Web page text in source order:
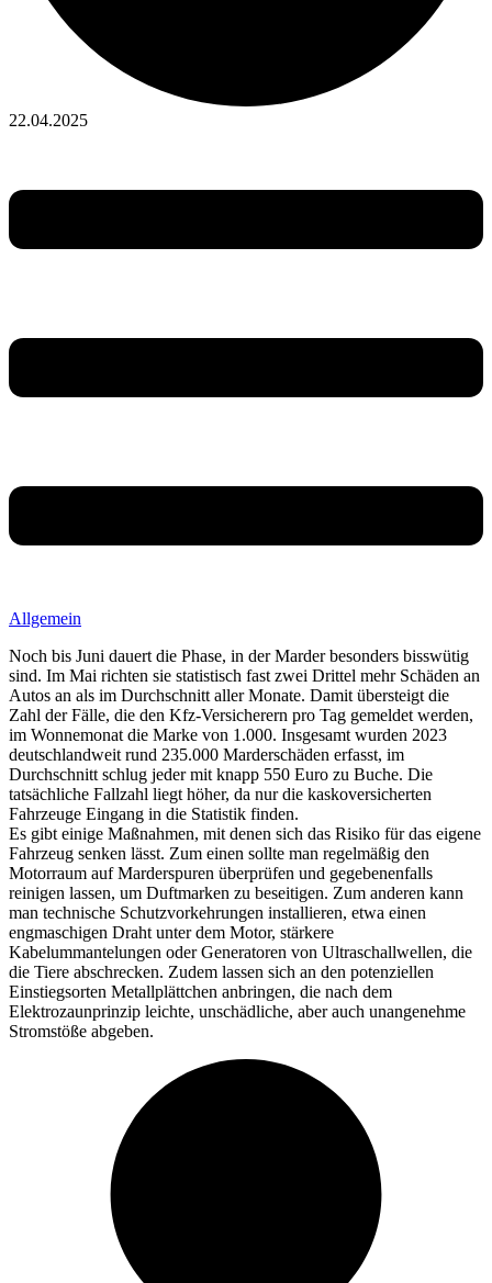
22.04.2025
Allgemein
Noch bis Juni dauert die Phase, in der Marder besonders bisswütig
sind. Im Mai richten sie statistisch fast zwei Drittel mehr Schäden an
Autos an als im Durchschnitt aller Monate. Damit übersteigt die
Zahl der Fälle, die den Kfz-Versicherern pro Tag gemeldet werden,
im Wonnemonat die Marke von 1.000. Insgesamt wurden 2023
deutschlandweit rund 235.000 Marderschäden erfasst, im
Durchschnitt schlug jeder mit knapp 550 Euro zu Buche. Die
tatsächliche Fallzahl liegt höher, da nur die kaskoversicherten
Fahrzeuge Eingang in die Statistik finden.
Es gibt einige Maßnahmen, mit denen sich das Risiko für das eigene
Fahrzeug senken lässt. Zum einen sollte man regelmäßig den
Motorraum auf Marderspuren überprüfen und gegebenenfalls
reinigen lassen, um Duftmarken zu beseitigen. Zum anderen kann
man technische Schutzvorkehrungen installieren, etwa einen
engmaschigen Draht unter dem Motor, stärkere
Kabelummantelungen oder Generatoren von Ultraschallwellen, die
die Tiere abschrecken. Zudem lassen sich an den potenziellen
Einstiegsorten Metallplättchen anbringen, die nach dem
Elektrozaunprinzip leichte, unschädliche, aber auch unangenehme
Stromstöße abgeben.